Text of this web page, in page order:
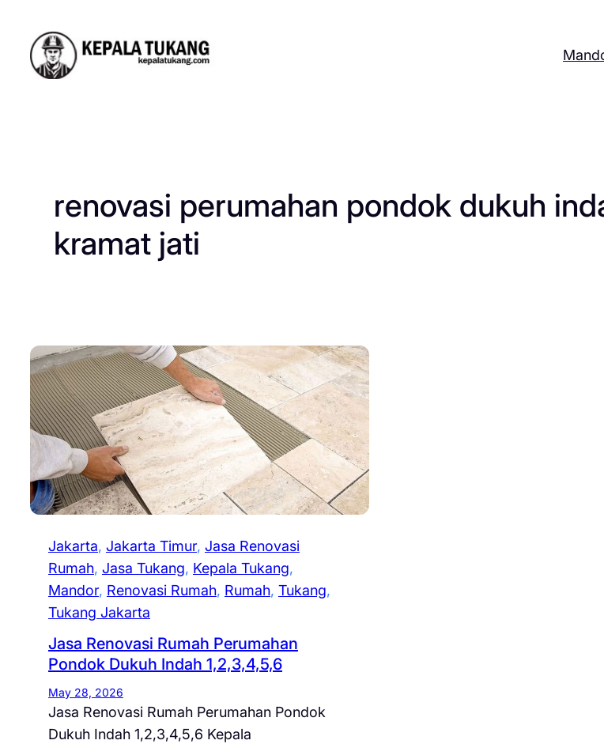
content
renovasi perumahan pondok dukuh
kramat jati
Jakarta, Jakarta Timur, Jasa Renovasi
Rumah, Jasa Tukang, Kepala Tukang
Mandor, Renovasi Rumah, Rumah, Tukang
Tukang Jakarta
Jasa Renovasi Rumah Perumahan
Pondok Dukuh Indah 1,2,3,4,5,6
May 28, 2026
Jasa Renovasi Rumah Perumahan Pondok
Dukuh Indah 1,2,3,4,5,6 Kepala